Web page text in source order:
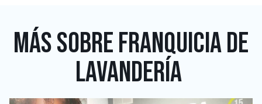
MÁS SOBRE FRANQUICIA DE
LAVANDERÍA